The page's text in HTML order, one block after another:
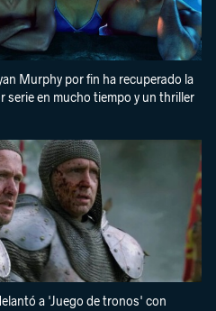
Murphy por fin ha recuperado la
serie en mucho tiempo y un thriller
a 'Juego de tronos' con